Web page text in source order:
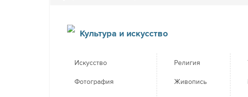
Культура и искусство
Искусство
Фотография
Религия
Живопись